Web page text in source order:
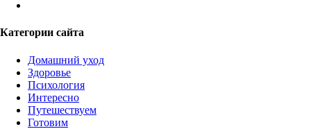
Категории сайта
Домашний уход
Здоровье
Психология
Интересно
Путешествуем
Готовим